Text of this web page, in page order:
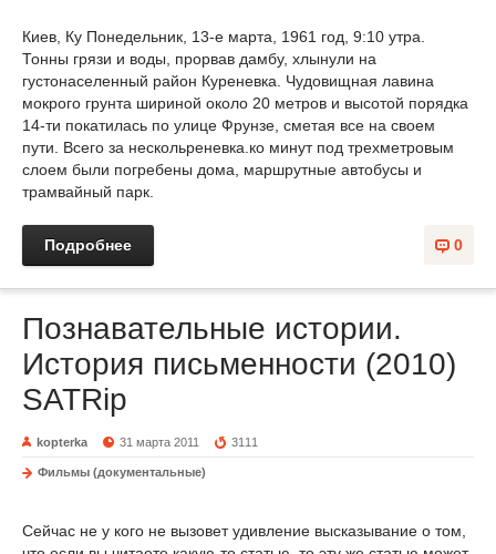
Киев, Ку Понедельник, 13-е марта, 1961 год, 9:10 утра.
Тонны грязи и воды, прорвав дамбу, хлынули на
густонаселенный район Куреневка. Чудовищная лавина
мокрого грунта шириной около 20 метров и высотой порядка
14-ти покатилась по улице Фрунзе, сметая все на своем
пути. Всего за нескольреневка.ко минут под трехметровым
слоем были погребены дома, маршрутные автобусы и
трамвайный парк.
0
Подробнее
Познавательные истории.
История письменности (2010)
SATRip
kopterka 31 марта 2011 3111
Фильмы (документальные)
Сейчас не у кого не вызовет удивление высказывание о том,